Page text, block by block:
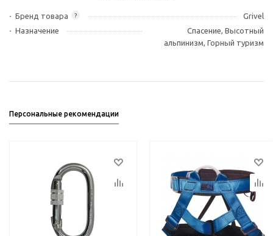
?
Бренд товара
Grivel
Назначение
Спасение, Высотный
альпинизм, Горный туризм
Персональные рекомендации